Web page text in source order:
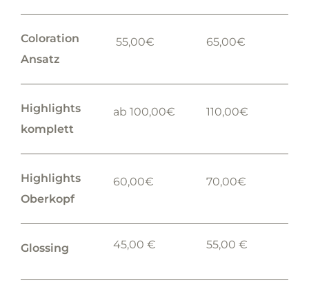
Coloration
Ansatz
55,00€ 65,00€
Highlights
komplett
ab 100,00€ 110,00€
Highlights
Oberkopf
60,00€ 70,00€
Glossing 45,00 € 55,00 €